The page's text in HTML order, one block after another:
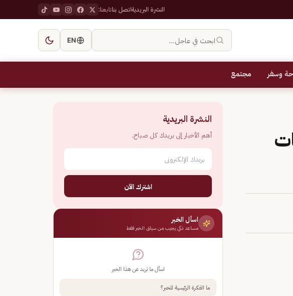
النشرة البريديةاتصل بناتابعنا:
ابحث في عاجل… EN
وسفر مجتمع
النشرة البريدية
أهم الأخبار إلى بريدك كل صباح.
اشترك الآن
اسأل الخبر
مساعد ذكي يجيب من سياق الخبر فقط
اسأل ما تريد عن هذا الخبر
ما الفكرة الرئيسية للخبر؟